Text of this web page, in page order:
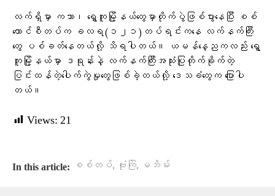
လက်ရှိမှာ ကသာ၊ ရွှေကူမြို့နယ်တွေမှာတိုက်ပွဲဖြစ်ပွားနေပြီး စစ်
ကောင်စီတပ်က ခလရ(‌၁၂၁)တပ်ရင်းကနေ လက်နက်ကြီး
တွေ ပစ်ခတ်နေတယ်လို့ သိရပါတယ်။ ယမန်နေ့ညကလည်း ရွှေ
ကူမြို့နယ်မှာ ဒရုန်းနဲ့ လက်နက်ကြီးအသုံးပြုတိုက်ခိုက်တဲ့
ပြင်းထန်တဲ့ပေါက်ကွဲမှုတွေဖြစ်ခဲ့တယ်လို့ ဒေသခံတွေက ပြောပါ
တယ်။
Views: 21
In this article: စစ်တပ်, ဗုံးကြဲ, မဘိမ်း